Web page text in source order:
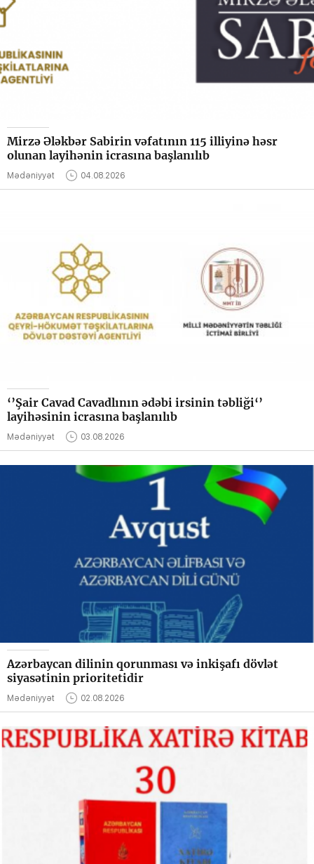
Mirzə Ələkbər Sabirin vəfatının 115 illiyinə həsr
olunan layihənin icrasına başlanılıb
Mədəniyyət 04.08.2026
‘’Şair Cavad Cavadlının ədəbi irsinin təbliği‘’
layihəsinin icrasına başlanılıb
Mədəniyyət 03.08.2026
Azərbaycan dilinin qorunması və inkişafı dövlət
siyasətinin prioritetidir
Mədəniyyət 02.08.2026